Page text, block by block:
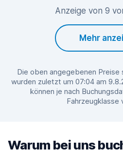
Anzeige von 9
Mehr
Die oben angegebenen Preise
wurden zuletzt um 07:04 am
können je nach
Fahrzeugklasse
Warum bei uns